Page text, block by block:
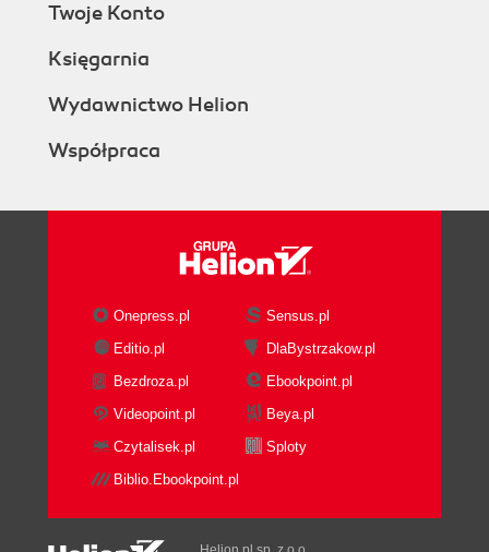
Twoje Konto
Księgarnia
Wydawnictwo Helion
Współpraca
Onepress.pl
Sensus.pl
Editio.pl
DlaBystrzakow.pl
Bezdroza.pl
Ebookpoint.pl
Videopoint.pl
Beya.pl
Czytalisek.pl
Sploty
Biblio.Ebookpoint.pl